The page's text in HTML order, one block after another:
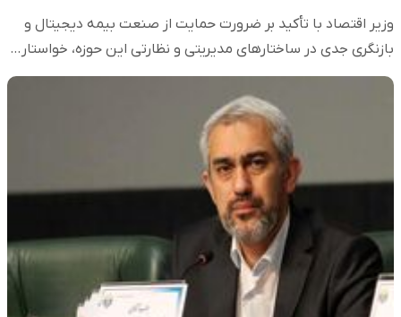
وزیر اقتصاد با تأکید بر ضرورت حمایت از صنعت بیمه دیجیتال و
بازنگری جدی در ساختارهای مدیریتی و نظارتی این حوزه، خواستار…